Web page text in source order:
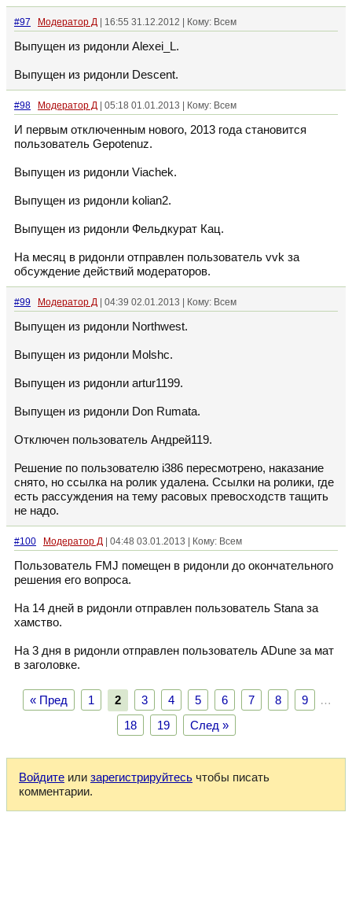
#97 Модератор Д | 16:55 31.12.2012 | Кому: Всем
Выпущен из ридонли Alexei_L.
Выпущен из ридонли Descent.
#98 Модератор Д | 05:18 01.01.2013 | Кому: Всем
И первым отключенным нового, 2013 года становится
пользователь Gepotenuz.
Выпущен из ридонли Viachek.
Выпущен из ридонли kolian2.
Выпущен из ридонли Фельдкурат Кац.
На месяц в ридонли отправлен пользователь vvk за
обсуждение действий модераторов.
#99 Модератор Д | 04:39 02.01.2013 | Кому: Всем
Выпущен из ридонли Northwest.
Выпущен из ридонли Molshc.
Выпущен из ридонли artur1199.
Выпущен из ридонли Don Rumata.
Отключен пользователь Андрей119.
Решение по пользователю i386 пересмотрено, наказание
снято, но ссылка на ролик удалена. Ссылки на ролики, где
есть рассуждения на тему расовых превосходств тащить
не надо.
#100 Модератор Д | 04:48 03.01.2013 | Кому: Всем
Пользователь FMJ помещен в ридонли до окончательного
решения его вопроса.
На 14 дней в ридонли отправлен пользователь Stana за
хамство.
На 3 дня в ридонли отправлен пользователь ADune за мат
в заголовке.
« Пред 1 2 3 4 5 6 7 8 9
…
18
19 След »
Войдите или зарегистрируйтесь чтобы писать
комментарии.